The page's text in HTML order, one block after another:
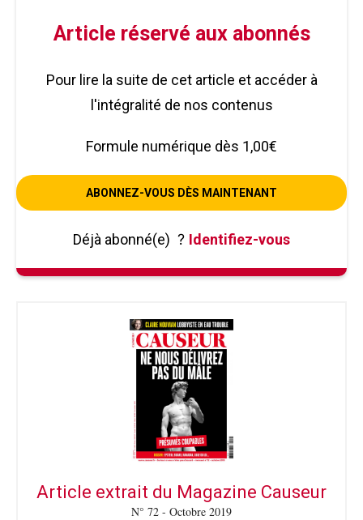
Article réservé aux abonnés
Pour lire la suite de cet article et accéder à
l'intégralité de nos contenus
Formule numérique dès 1,00€
ABONNEZ-VOUS DÈS MAINTENANT
Déjà abonné(e) ? Identifiez-vous
Article extrait du Magazine Causeur
N° 72 - Octobre 2019